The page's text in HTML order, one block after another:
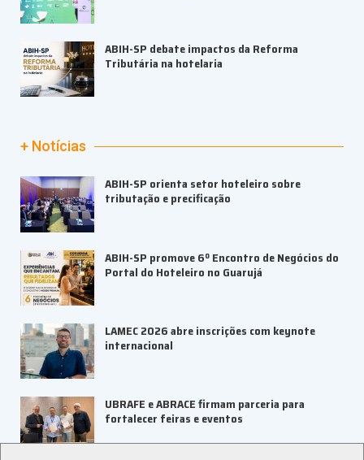
ABIH-SP debate impactos da Reforma
Tributária na hotelaria
+ Notícias
ABIH-SP orienta setor hoteleiro sobre
tributação e precificação
ABIH-SP promove 6º Encontro de Negócios do
Portal do Hoteleiro no Guarujá
LAMEC 2026 abre inscrições com keynote
internacional
UBRAFE e ABRACE firmam parceria para
fortalecer feiras e eventos